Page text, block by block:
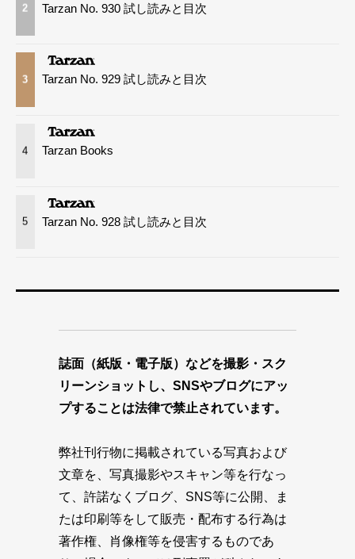
2 Tarzan No. 930 試し読みと目次
3 Tarzan No. 929 試し読みと目次
4 Tarzan Books
5 Tarzan No. 928 試し読みと目次
誌面（紙版・電子版）などを撮影・スク
リーンショットし、SNSやブログにアッ
プすることは法律で禁止されています。
弊社刊行物に掲載されている写真および
文章を、写真撮影やスキャン等を行なっ
て、許諾なくブログ、SNS等に公開、ま
たは印刷等をして販売・配布する行為は
著作権、肖像権等を侵害するものであ